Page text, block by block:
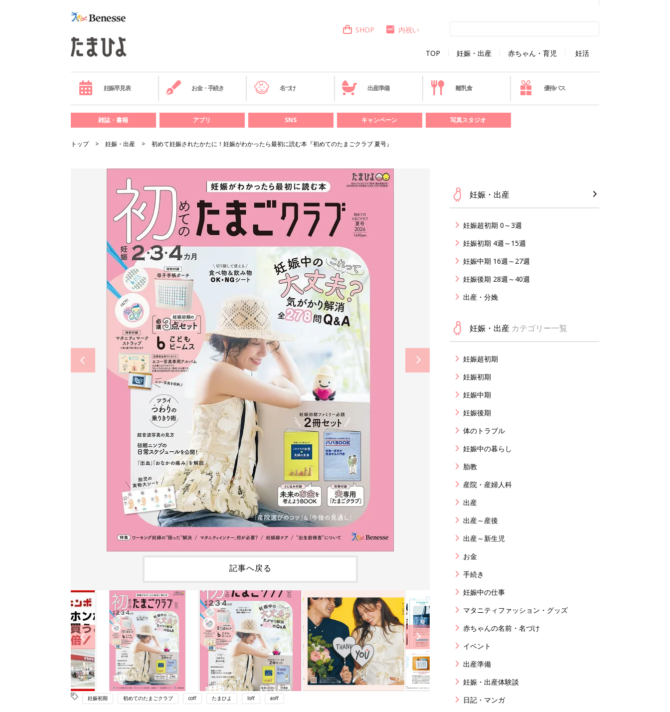
TOP 妊娠・出産 赤ちゃん・育児 妊活
SHOP 内祝い
妊娠早見表 お金・手続き 名づけ 出産準備 離乳食 優待パス
雑誌・書籍 アプリ SNS キャンペーン 写真スタジオ
トップ 妊娠・出産 初めて妊娠されたかたに！妊娠がわかったら最初に読む本『初めてのたまごクラブ 夏号』
記事へ戻る
妊娠初期 初めてのたまごクラブ coff たまひよ loff aoff
妊娠・出産
妊娠超初期 0～3週
妊娠初期 4週～15週
妊娠中期 16週～27週
妊娠後期 28週～40週
出産・分娩
妊娠・出産 カテゴリー一覧
妊娠超初期
妊娠初期
妊娠中期
妊娠後期
体のトラブル
妊娠中の暮らし
胎教
産院・産婦人科
出産
出産～産後
出産～新生児
お金
手続き
妊娠中の仕事
マタニティファッション・グッズ
赤ちゃんの名前・名づけ
イベント
出産準備
妊娠・出産体験談
日記・マンガ